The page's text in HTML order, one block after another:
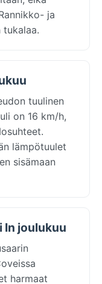
ja
tuulinen
on 16 km/h,
lämpötuulet
sisämaan
In joulukuu
harmaat